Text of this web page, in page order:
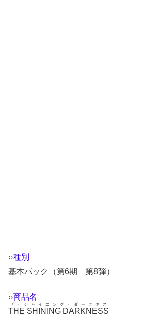
○種別
基本パック（第6期 第8弾）
○商品名
THE SHINING DARKNESS
ザ・シャイニング・ダークネス